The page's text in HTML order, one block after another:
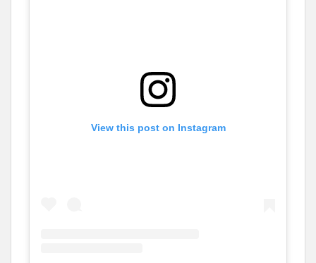
View this post on Instagram